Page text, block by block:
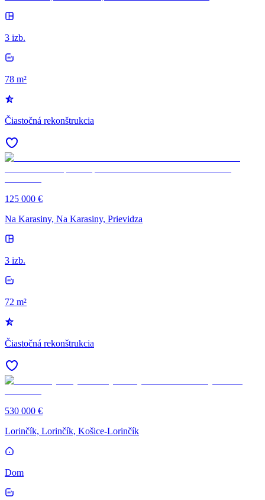
3 izb.
78 m²
Čiastočná rekonštrukcia
125 000 €
Na Karasiny, Na Karasiny, Prievidza
3 izb.
72 m²
Čiastočná rekonštrukcia
530 000 €
Lorinčík, Lorinčík, Košice-Lorinčík
Dom